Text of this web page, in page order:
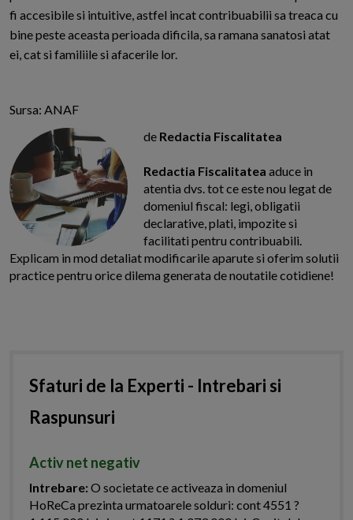
fi accesibile si intuitive, astfel incat contribuabilii sa treaca cu
bine peste aceasta perioada dificila, sa ramana sanatosi atat
ei, cat si familiile si afacerile lor.
Sursa: ANAF
de Redactia Fiscalitatea
Redactia Fiscalitatea aduce in
atentia dvs. tot ce este nou legat de
domeniul fiscal: legi, obligatii
declarative, plati, impozite si
facilitati pentru contribuabili.
Explicam in mod detaliat modificarile aparute si oferim solutii
practice pentru orice dilema generata de noutatile cotidiene!
Sfaturi de la Experti - Intrebari si
Raspunsuri
Activ net negativ
Intrebare:O societate ce activeaza in domeniul
HoReCa prezinta urmatoarele solduri: cont 4551 ?